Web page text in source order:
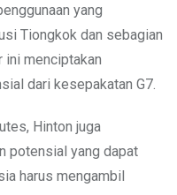
yang
Tiongkok dan sebagian
ini menciptakan
dari kesepakatan G7.
Hinton juga
potensial yang dapat
harus mengambil